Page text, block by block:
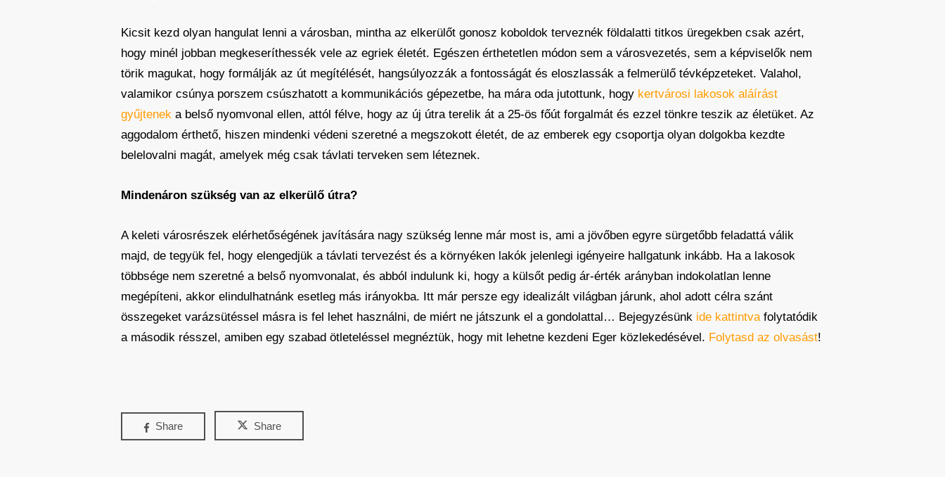
Kicsit kezd olyan hangulat lenni a városban, mintha az elkerülőt gonosz koboldok terveznék földalatti titkos üregekben csak azért,
hogy minél jobban megkeseríthessék vele az egriek életét. Egészen érthetetlen módon sem a városvezetés, sem a képviselők nem
törik magukat, hogy formálják az út megítélését, hangsúlyozzák a fontosságát és eloszlassák a felmerülő tévképzeteket. Valahol,
valamikor csúnya porszem csúszhatott a kommunikációs gépezetbe, ha mára oda jutottunk, hogy kertvárosi lakosok aláírást
gyűjtenek a belső nyomvonal ellen, attól félve, hogy az új útra terelik át a 25-ös főút forgalmát és ezzel tönkre teszik az életüket. Az
aggodalom érthető, hiszen mindenki védeni szeretné a megszokott életét, de az emberek egy csoportja olyan dolgokba kezdte
belelovalni magát, amelyek még csak távlati terveken sem léteznek.
Mindenáron szükség van az elkerülő útra?
A keleti városrészek elérhetőségének javítására nagy szükség lenne már most is, ami a jövőben egyre sürgetőbb feladattá válik
majd, de tegyük fel, hogy elengedjük a távlati tervezést és a környéken lakók jelenlegi igényeire hallgatunk inkább. Ha a lakosok
többsége nem szeretné a belső nyomvonalat, és abból indulunk ki, hogy a külsőt pedig ár-érték arányban indokolatlan lenne
megépíteni, akkor elindulhatnánk esetleg más irányokba. Itt már persze egy idealizált világban járunk, ahol adott célra szánt
összegeket varázsütéssel másra is fel lehet használni, de miért ne játszunk el a gondolattal… Bejegyzésünk ide kattintvafolytatódik
a második résszel, amiben egy szabad ötleteléssel megnéztük, hogy mit lehetne kezdeni Eger közlekedésével. Folytasd az olvasást!
Share Share